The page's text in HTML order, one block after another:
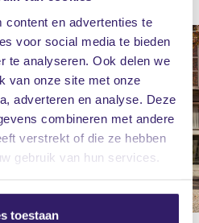
content en advertenties te
voor social media te bieden
te analyseren. Ook delen we
van onze site met onze
adverteren en analyse. Deze
combineren met andere
verstrekt of die ze hebben
gebruik van hun services.
toestaan